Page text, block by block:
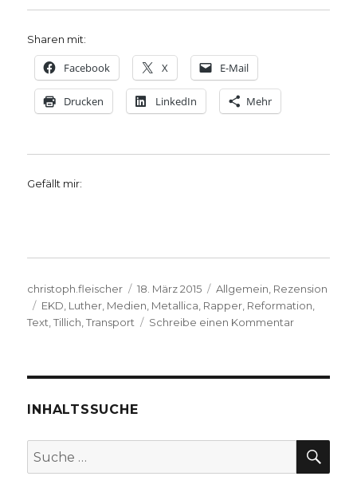
Sharen mit:
Facebook X E-Mail
Drucken LinkedIn Mehr
Gefällt mir:
Autor
christoph.fleischer
Veröffentlicht
am
18. März 2015 Kategorien
Allgemein Rezension
Schlagwörter
EKD Luther Medien Metallica Rapper Reformation
Text ,Tillich ,Transport Schreibe einen Kommentarzu
von
Christoph
Fleischer,
INHALTSSUCHE
Suche
nach: